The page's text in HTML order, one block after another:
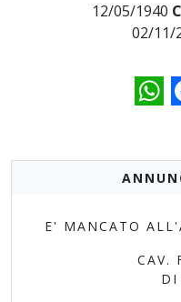
12/05/1940
02/11/
E' MANCATO
CAV.